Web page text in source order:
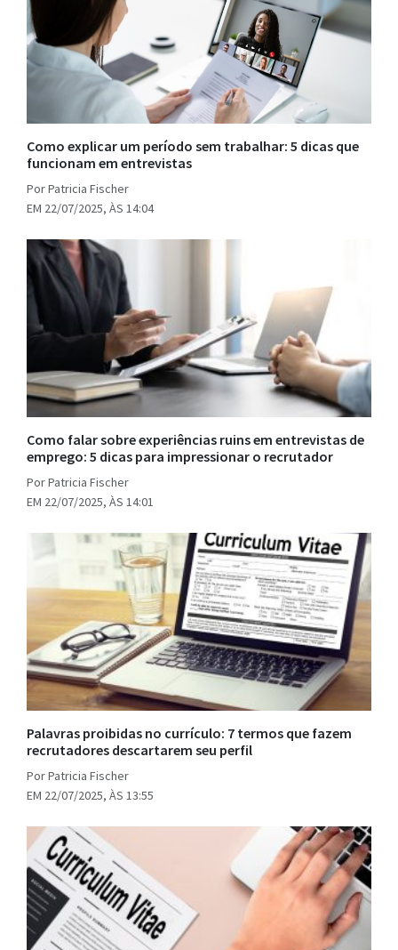
Como explicar um período sem trabalhar: 5 dicas que
funcionam em entrevistas
Por Patricia Fischer
EM 22/07/2025, ÀS 14:04
Como falar sobre experiências ruins em entrevistas de
emprego: 5 dicas para impressionar o recrutador
Por Patricia Fischer
EM 22/07/2025, ÀS 14:01
Palavras proibidas no currículo: 7 termos que fazem
recrutadores descartarem seu perfil
Por Patricia Fischer
EM 22/07/2025, ÀS 13:55